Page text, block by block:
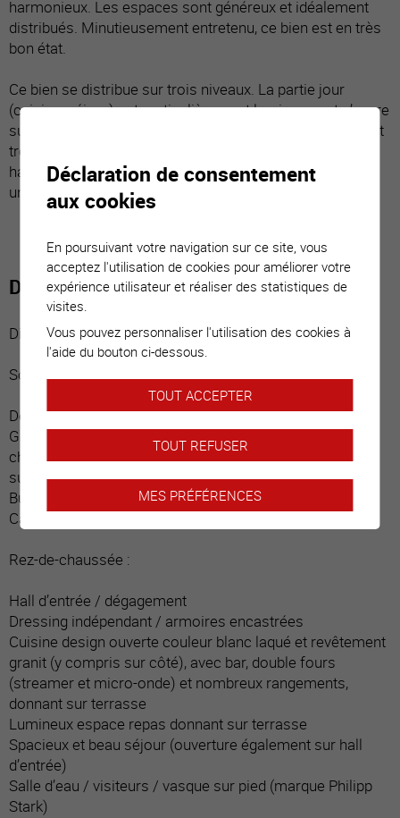
harmonieux. Les espaces sont généreux et idéalement
distribués. Minutieusement entretenu, ce bien est en très
bon état.
Ce bien se distribue sur trois niveaux. La partie jour
(cuisine, séjour) est particulièrement lumineuse et s’ouvre
sur une belle terrasse et sa pelouse. La suite parentale et
trois grandes chambres se partagent l’étage. Cette
habitation répond à toutes exigences et est idéale pour
une famille.
Distribution du bien
Distribution :
Sous-sol :
Dégagement
Grande pièce / actuellement carnotzet avec bar, table,
chaises, divan (24 places et 40 m2 non compris dans la
surface habitable)
Buanderie ouverte avec lave et sèche-linge
Cave
Rez-de-chaussée :
Hall d’entrée / dégagement
Dressing indépendant / armoires encastrées
Cuisine design ouverte couleur blanc laqué et revêtement
granit (y compris sur côté), avec bar, double fours
(streamer et micro-onde) et nombreux rangements,
donnant sur terrasse
Lumineux espace repas donnant sur terrasse
Spacieux et beau séjour (ouverture également sur hall
d’entrée)
Salle d’eau / visiteurs / vasque sur pied (marque Philipp
Stark)
Déclaration de consentement
aux cookies
En poursuivant votre navigation sur ce site, vous
acceptez l'utilisation de cookies pour améliorer votre
expérience utilisateur et réaliser des statistiques de
visites.
Vous pouvez personnaliser l'utilisation des cookies à
l'aide du bouton ci-dessous.
TOUT ACCEPTER
TOUT REFUSER
MES PRÉFÉRENCES